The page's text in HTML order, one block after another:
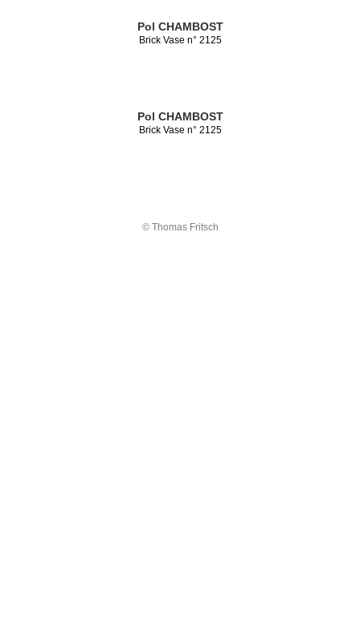
Pol CHAMBOST
Brick Vase n° 2125
Pol CHAMBOST
Brick Vase n° 2125
© Thomas Fritsch